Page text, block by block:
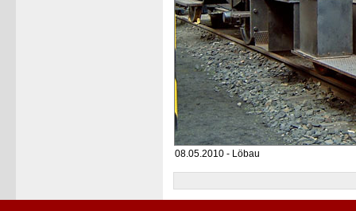
08.05.2010 - Löbau